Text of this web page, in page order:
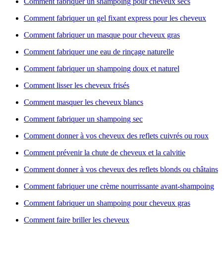
Comment fabriquer un gel fixant express pour les cheveux
Comment fabriquer un masque pour cheveux gras
Comment fabriquer une eau de rinçage naturelle
Comment fabriquer un shampoing doux et naturel
Comment lisser les cheveux frisés
Comment masquer les cheveux blancs
Comment fabriquer un shampoing sec
Comment donner à vos cheveux des reflets cuivrés ou roux
Comment prévenir la chute de cheveux et la calvitie
Comment donner à vos cheveux des reflets blonds ou châtains
Comment fabriquer une crème nourrissante avant-shampoing
Comment fabriquer un shampoing pour cheveux gras
Comment faire briller les cheveux